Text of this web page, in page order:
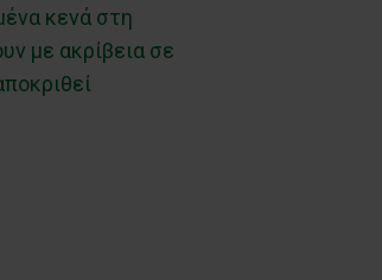
κενά στη
με ακρίβεια σε